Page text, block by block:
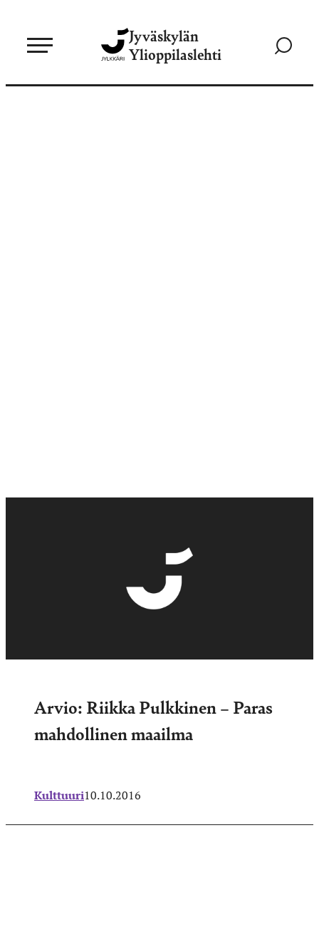
sisältöön
Jyväskylän
Ylioppilaslehti
Siirry
Arvio: Riikka Pulkkinen – Paras
mahdollinen maailma
Kulttuuri10.10.2016